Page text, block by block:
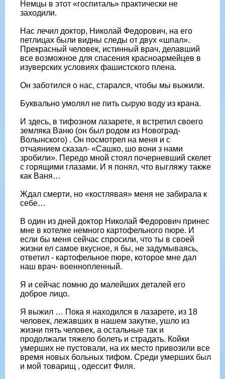
Немцы в этот «госпиталь» практически не
заходили.
Нас лечил доктор, Николай Федорович, на его
петлицах были видны следы от двух «шпал».
Прекрасный человек, истинный врач, делавший
все возможное для спасения красноармейцев в
изуверских условиях фашистского плена.
Он заботился о нас, старался, чтобы мы выжили.
Буквально умолял не пить сырую воду из крана.
И здесь, в тифозном лазарете, я встретил своего
земляка Ваню (он был родом из Новоград-
Волынского) . Он посмотрел на меня и с
отчаянием сказал- «Сашко, шо вони з нами
зробили». Передо мной стоял почерневший скелет
с горящими глазами. И я понял, что выгляжу также
как Ваня…
Ждал смерти, но «костлявая» меня не забирала к
себе…
В один из дней доктор Николай Федорович принес
мне в котелке немного картофельного пюре. И
если бы меня сейчас спросили, что ты в своей
жизни ел самое вкусное, я бы, не задумываясь,
ответил - картофельное пюре, которое мне дал
наш врач- военнопленный.
Я и сейчас помню до малейших деталей его
доброе лицо.
Я выжил … Пока я находился в лазарете, из 18
человек, лежавших в нашем закутке, ушло из
жизни пять человек, а остальные так и
продолжали тяжело болеть и страдать. Койки
умерших не пустовали, на их место привозили все
время новых больных тифом. Среди умерших был
и мой товарищ , одессит Филя.